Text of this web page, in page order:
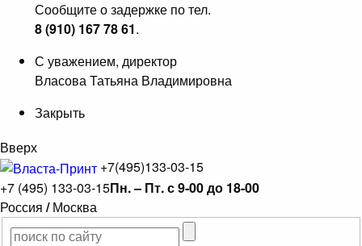
Сообщите о задержке по тел.
8 (910) 167 78 61.
С уважением, директор
Власова Татьяна Владимировна
Закрыть
Вверх
+7(495)133-03-15
+7 (495) 133-03-15Пн. – Пт. с 9-00 до 18-00
Россия / Москва